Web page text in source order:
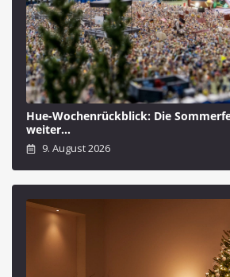
Hue-Wochenrückblick: Die
weiter…
9. August 2026